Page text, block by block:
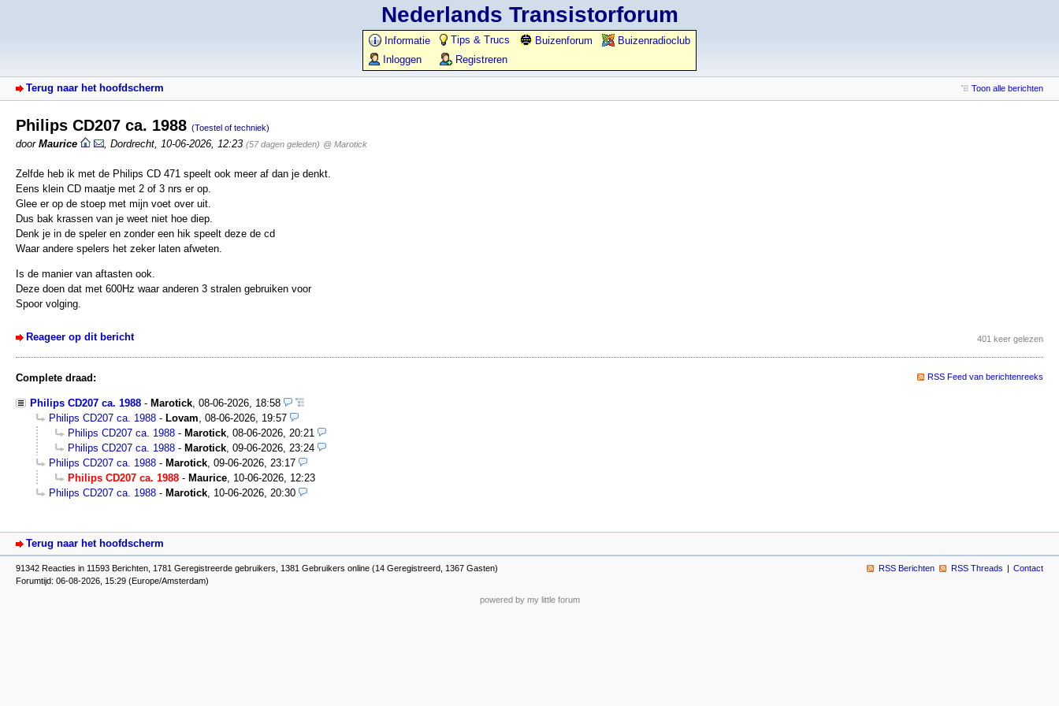
Nederlands Transistorforum
Informatie Tips & Trucs Buizenforum
Buizenradioclub
Inloggen
Registreren
Terug naar het hoofdscherm Toon alle berichten
Philips CD207 ca. 1988 (Toestel of techniek)
door Maurice Dordrecht 10-06-2026, 12:23 (57 dagen geleden) @ Marotick
Zelfde heb ik met de Philips CD 471 speelt ook meer af dan je denkt.
Eens klein CD maatje met 2 of 3 nrs er op.
Glee er op de stoep met mijn voet over uit.
Dus bak krassen van je weet niet hoe diep.
Denk je in de speler en zonder een hik speelt deze de cd
Waar andere spelers het zeker laten afweten.
Is de manier van aftasten ook.
Deze doen dat met 600Hz waar anderen 3 stralen gebruiken voor
Spoor volging.
Reageer op dit bericht 401 keer gelezen
Complete draad: RSS Feed van berichtenreeks
Philips CD207 ca. 1988 - Marotick, 08-06-2026, 18:58
Philips CD207 ca. 1988 - Lovam, 08-06-2026, 19:57
Philips CD207 ca. 1988 - Marotick, 08-06-2026, 20:21
Philips CD207 ca. 1988 - Marotick, 09-06-2026, 23:24
Philips CD207 ca. 1988 - Marotick, 09-06-2026, 23:17
Philips CD207 ca. 1988 - Maurice, 10-06-2026, 12:23
Philips CD207 ca. 1988 - Marotick, 10-06-2026, 20:30
Terug naar het hoofdscherm
91342 Reacties in 11593 Berichten, 1781 Geregistreerde gebruikers, 1381 Gebruikers online (14 Geregistreerd, 1367 Gasten)
Forumtijd: 06-08-2026, 15:29 (Europe/Amsterdam)
RSS Berichten RSS Threads Contact
powered by my little forum